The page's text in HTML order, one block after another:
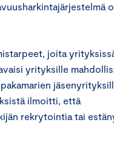
joita
yrityksille
ilmoitti, että
rekrytointia tai